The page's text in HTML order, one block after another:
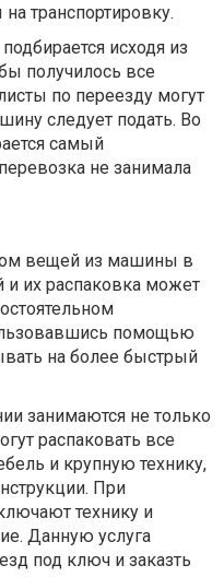
транспортировку.
исходя из
получилось все
по переезду могут
следует подать. Во
самый
не занимала
вещей из машины в
их распаковка может
помощью
на более быстрый
занимаются не только
распаковать все
и крупную технику,
При
технику и
Данную услуга
под ключ и заказть